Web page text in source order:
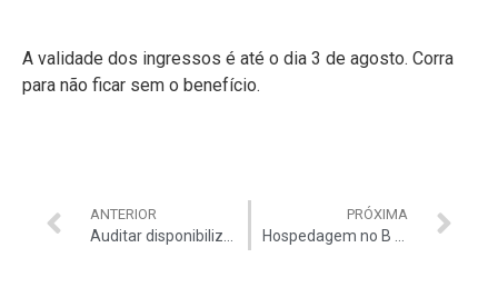
A validade dos ingressos é até o dia 3 de agosto. Corra
para não ficar sem o benefício.
ANTERIOR PRÓXIMA